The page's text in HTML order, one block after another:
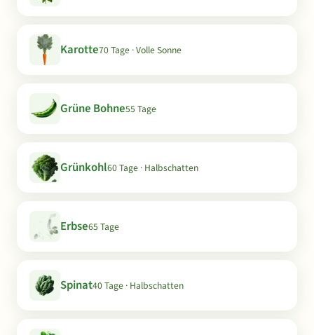
Karotte70 Tage · Volle Sonne
Grüne Bohne55 Tage
Grünkohl60 Tage · Halbschatten
Erbse65 Tage
Spinat40 Tage · Halbschatten